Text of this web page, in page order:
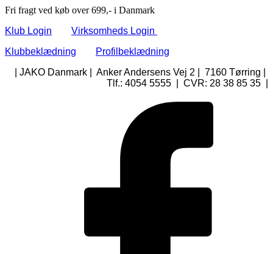
Fri fragt ved køb over 699,- i Danmark
Klub Login
Virksomheds Login
Klubbeklædning
Profilbeklædning
| JAKO Danmark | Anker Andersens Vej 2 | 7160 Tørring |
Tlf.: 4054 5555 | CVR: 28 38 85 35 |